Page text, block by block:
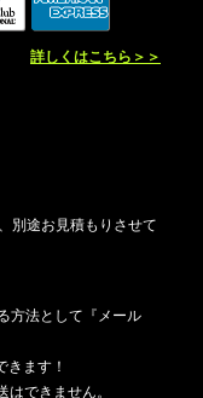
詳しくはこちら＞＞
別途お見積もりさせて
方法として『メール
きます！
できません。